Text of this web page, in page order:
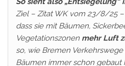
Ziel – Zitat WK vom 23/8/25 –
dass sie mit Bäumen,
Vegetationszonen mehr Luft
so, wie Bremen
Bäumen immer schon gebaut